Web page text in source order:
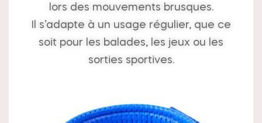
lors des mouvements brusques.
Il s’adapte à un usage régulier, que ce
soit pour les balades, les jeux ou les
sorties sportives.